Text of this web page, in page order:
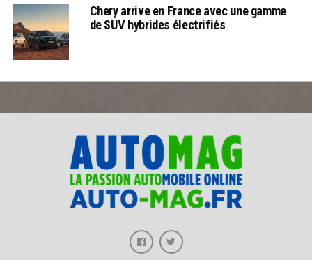
Chery arrive en France avec une gamme
de SUV hybrides électrifiés